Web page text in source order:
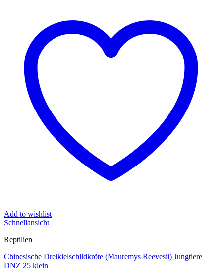
Add to wishlist
Schnellansicht
Reptilien
Chinesische Dreikielschildkröte (Mauremys Reevesii) Jungtiere
DNZ 25 klein